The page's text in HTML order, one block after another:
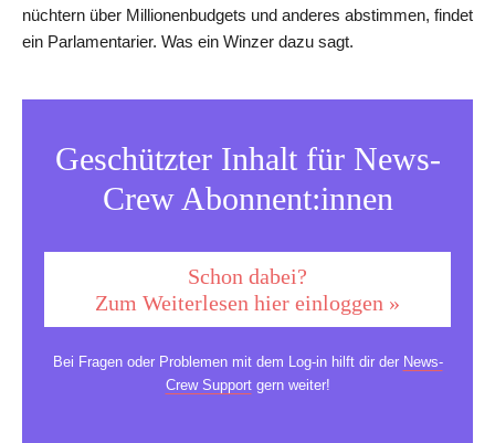
nüchtern über Millionenbudgets und anderes abstimmen, findet
ein Parlamentarier. Was ein Winzer dazu sagt.
Geschützter Inhalt für News-
Crew Abonnent:innen
Schon dabei?
Zum Weiterlesen hier einloggen »
Bei Fragen oder Problemen mit dem Log-in hilft dir der News-
Crew Supportgern weiter!